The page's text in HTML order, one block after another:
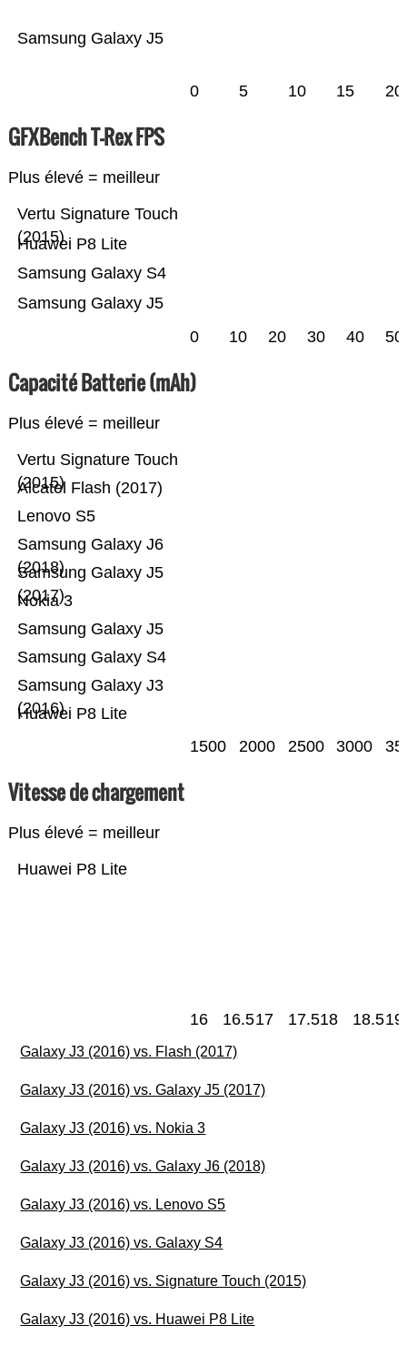
Samsung Galaxy J5
0 5 10 15 20
GFXBench T-Rex FPS
Plus élevé = meilleur
Samsung Galaxy J5
Samsung Galaxy S4
Huawei P8 Lite
Vertu Signature Touch
(2015)
0 10 20 30 40 50
Capacité Batterie (mAh)
Plus élevé = meilleur
Huawei P8 Lite
Samsung Galaxy J3
(2016)
Samsung Galaxy S4
Samsung Galaxy J5
Nokia 3
Samsung Galaxy J5
(2017)
Samsung Galaxy J6
(2018)
Lenovo S5
Alcatel Flash (2017)
Vertu Signature Touch
(2015)
1500 2000 2500 3000
Vitesse de chargement
Plus élevé = meilleur
Huawei P8 Lite
16 16.517 17.518 18.519
Galaxy J3 (2016) vs. Flash (2017)
Galaxy J3 (2016) vs. Galaxy J5 (2017)
Galaxy J3 (2016) vs. Nokia 3
Galaxy J3 (2016) vs. Galaxy J6 (2018)
Galaxy J3 (2016) vs. Lenovo S5
Galaxy J3 (2016) vs. Galaxy S4
Galaxy J3 (2016) vs. Signature Touch (2015)
Galaxy J3 (2016) vs. Huawei P8 Lite